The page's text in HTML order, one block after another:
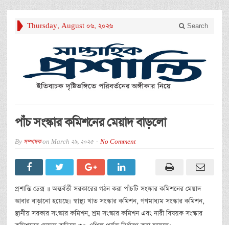
Thursday, August 06, 2026 Search
পাঁচ সংস্কার কমিশনের মেয়াদ বাড়লো
By সম্পাদকon March 29, 2025 No Comment
প্রশান্তি ডেক্স ॥ অন্তর্বর্তী সরকারের গঠন করা পাঁচটি সংস্কার কমিশনের মেয়াদ
আবার বাড়ানো হয়েছে। স্বাস্থ্য খাত সংস্কার কমিশন, গণমাধ্যম সংস্কার কমিশন,
স্থানীয় সরকার সংস্কার কমিশন, শ্রম সংস্কার কমিশন এবং নারী বিষয়ক সংস্কার